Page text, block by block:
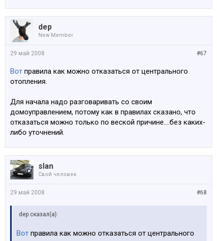
dep
New Member
#67
29 май 2008
Вот правила как можно отказаться от центрального
отопления.
Для начала надо разговаривать со своим
домоуправлением, потому как в правилах сказано, что
отказаться можно только по веской причине....без каких-
либо уточнений.
slan
Свой человек
#68
29 май 2008
dep сказал(а):
Вот правила как можно отказаться от центрального